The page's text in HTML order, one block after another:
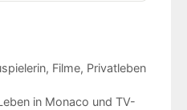
Filme, Privatleben
in Monaco und TV-